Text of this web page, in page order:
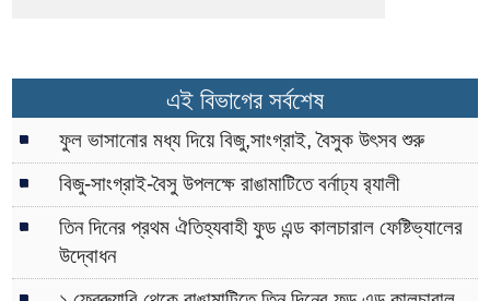
এই বিভাগের সর্বশেষ
ফুল ভাসানোর মধ্য দিয়ে বিজু,সাংগ্রাই, বৈসুক উৎসব শুরু
বিজু-সাংগ্রাই-বৈসু উপলক্ষে রাঙামাটিতে বর্নাঢ্য র‌্যালী
তিন দিনের প্রথম ঐতিহ্যবাহী ফুড এন্ড কালচারাল ফেষ্টিভ্যালের
উদ্বোধন